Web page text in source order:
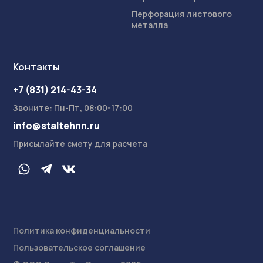
Перфорация листового
металла
Контакты
+7 (831) 214-43-34
Звоните: Пн-Пт, 08:00-17:00
info@staltehnn.ru
Присылайте смету для расчета
Политика конфиденциальности
Пользовательское соглашение
На сайте осуществляется обработка пользовательских